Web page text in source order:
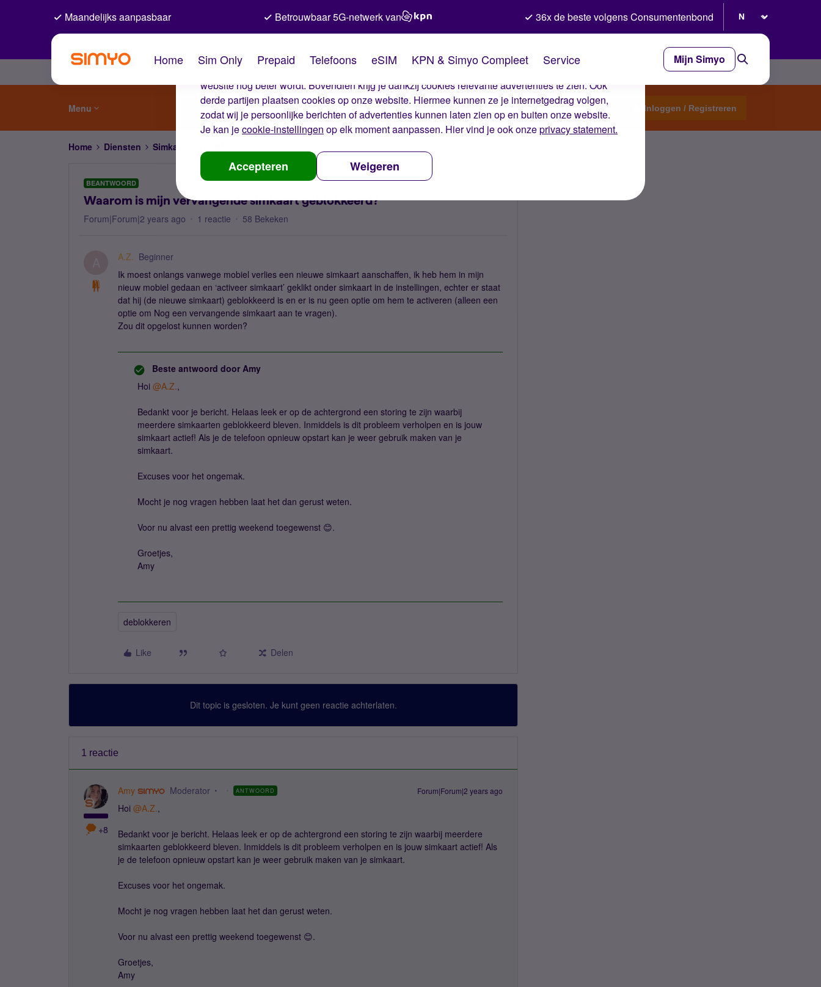
De cookies van Simyo
Wij gebruiken cookies op onze website. Met deze cookies zorgen wij ervoor dat je ervaring op de
website nog beter wordt. Bovendien krijg je dankzij cookies relevante advertenties te zien. Ook
derde partijen plaatsen cookies op onze website. Hiermee kunnen ze je internetgedrag volgen,
zodat wij je persoonlijke berichten of advertenties kunnen laten zien op en buiten onze website.
Je kan jecookie-instellingen op elk moment aanpassen. Hier vind je ook onzeprivacy statement.
Accepteren Weigeren
Maandelijks aanpasbaar Betrouwbaar 5G-netwerk van 36x de beste volgens Consumentenbond
Home Sim Only Prepaid Telefoons eSIM KPN & Simyo Compleet Service Mijn Simyo
Menu Start een topic Inloggen / Registreren
Home Diensten Simkaart en eSIM
BEANTWOORD
Waarom is mijn vervangende simkaart geblokkeerd?
Forum|Forum|2 years ago 1 reactie 58 Bekeken
A.Z. Beginner
Ik moest onlangs vanwege mobiel verlies een nieuwe simkaart aanschaffen, ik heb hem in mijn
nieuw mobiel gedaan en ‘activeer simkaart’ geklikt onder simkaart in de instellingen, echter er staat
dat hij (de nieuwe simkaart) geblokkeerd is en er is nu geen optie om hem te activeren (alleen een
optie om Nog een vervangende simkaart aan te vragen).
Zou dit opgelost kunnen worden?
Beste antwoord door Amy
Hoi @A.Z.,
Bedankt voor je bericht. Helaas leek er op de achtergrond een storing te zijn waarbij
meerdere simkaarten geblokkeerd bleven. Inmiddels is dit probleem verholpen en is jouw
simkaart actief! Als je de telefoon opnieuw opstart kan je weer gebruik maken van je
simkaart.
Excuses voor het ongemak.
Mocht je nog vragen hebben laat het dan gerust weten.
Voor nu alvast een prettig weekend toegewenst 😊.
Groetjes,
Amy
deblokkeren
Like Delen
Dit topic is gesloten. Je kunt geen reactie achterlaten.
1 reactie
+8
Amy Moderator ANTWOORD Forum|Forum|2 years ago
Hoi @A.Z.,
Bedankt voor je bericht. Helaas leek er op de achtergrond een storing te zijn waarbij meerdere
simkaarten geblokkeerd bleven. Inmiddels is dit probleem verholpen en is jouw simkaart actief! Als
je de telefoon opnieuw opstart kan je weer gebruik maken van je simkaart.
Excuses voor het ongemak.
Mocht je nog vragen hebben laat het dan gerust weten.
Voor nu alvast een prettig weekend toegewenst 😊.
Groetjes,
Amy